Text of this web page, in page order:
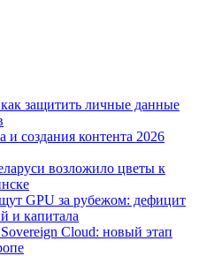
защитить личные данные
создания контента 2026
возложило цветы к
GPU за рубежом: дефицит
и капитала
Cloud: новый этап